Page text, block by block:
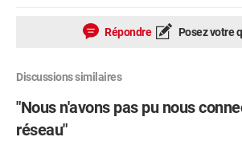
Répondre Posez votre
Discussions similaires
"Nous n'avons pas pu nous
réseau"